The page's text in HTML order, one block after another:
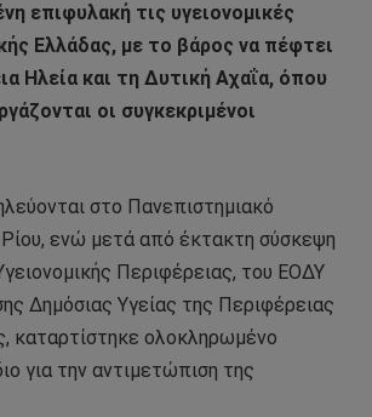
επιφυλακή τις υγειονομικές
Ελλάδας, με το βάρος να πέφτει
Ηλεία και τη Δυτική Αχαΐα, όπου
οι συγκεκριμένοι
στο Πανεπιστημιακό
ενώ μετά από έκτακτη σύσκεψη
Περιφέρειας, του ΕΟΔΥ
Δημόσιας Υγείας της Περιφέρειας
καταρτίστηκε ολοκληρωμένο
για την αντιμετώπιση της